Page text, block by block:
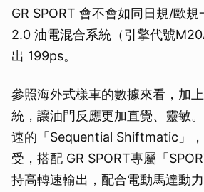
GR SPORT 會不會如同日規/歐
2.0 油電混合系統（引擎代號
出 199ps。
參照海外式樣車的數據來看，加
統，讓油門反應更加直覺、靈敏
速的「Sequential Shiftmatic」
受，搭配 GR SPORT專屬「
持高轉速輸出，配合電動馬達動